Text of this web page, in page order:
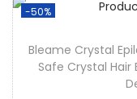
-50%
Bleame Crystal
Safe Crystal Hair